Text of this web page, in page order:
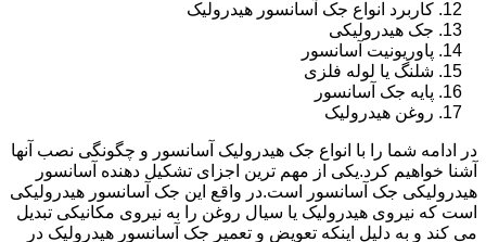
کاربرد انواع جک آسانسور هیدرولیک
جک هیدرولیکی
پاوریونیت آسانسور
شلنگ یا لوله فلزی
پایه جک آسانسور
روغن هیدرولیک
در ادامه شما را با انواع جک هیدرولیک آسانسور و چگونگی نصب آنها
آشنا خواهیم کرد.یکی از مهم ترین اجزای تشکیل دهنده آسانسور
هیدرولیکی جک آسانسور است.در واقع این جک آسانسور هیدرولیکی
است که نیروی هیدرولیک یا سیال روغن را به نیروی مکانیکی تبدیل
می کند و به دلیل اینکه تعویض و تعمیر جک آسانسور هیدرولیک در